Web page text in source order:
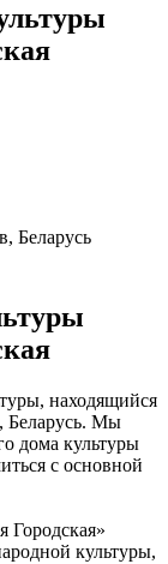
Беларусь
находящийся
Беларусь. Мы
дома культуры
с основной
Городская»
культуры,